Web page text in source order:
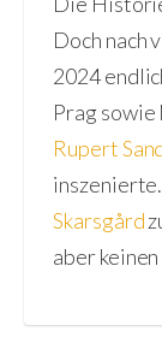
Doch nach
2024
Prag
Rupert
Skarsgård
aber